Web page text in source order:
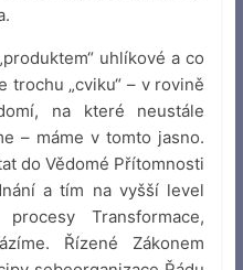
uhlíkové a co
trochu „cviku“ – v rovině
na které neustále
– máme v tomto jasno.
do Vědomé Přítomnosti
a tím na vyšší level
Transformace,
Řízené Zákonem